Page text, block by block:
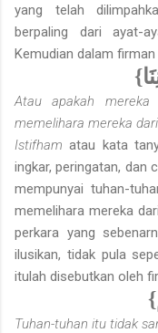
yang telah
berpaling dari ayat-
Kemudian dalam
Atau apakah mereka
memelihara mereka dari
Istifhamatau kata
ingkar, peringatan, dan
mempunyai tuhan-
memelihara mereka
perkara yang
ilusikan, tidak pula
itulah disebutkan oleh
Tuhan-tuhan itu tidak